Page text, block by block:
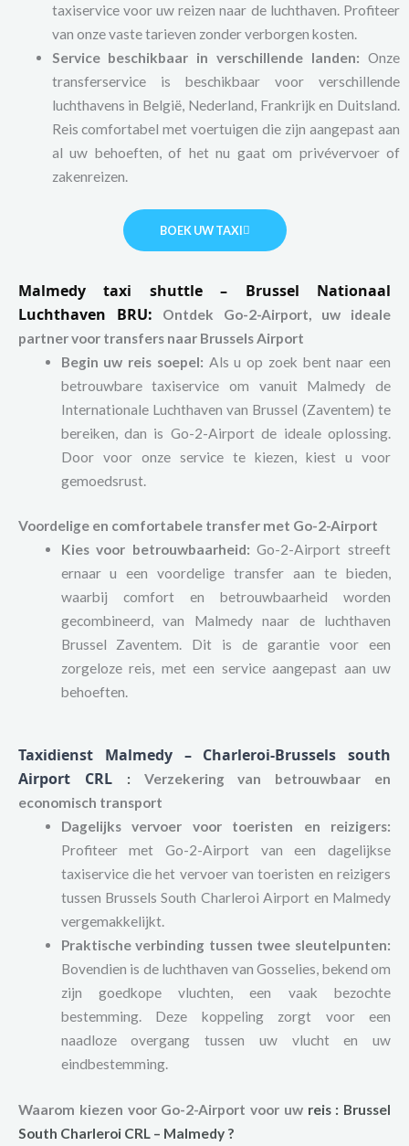
taxiservice voor uw reizen naar de luchthaven. Profiteer
van onze vaste tarieven zonder verborgen kosten.
Service beschikbaar in verschillende landen: Onze
transferservice is beschikbaar voor verschillende
luchthavens in België, Nederland, Frankrijk en Duitsland.
Reis comfortabel met voertuigen die zijn aangepast aan
al uw behoeften, of het nu gaat om privévervoer of
zakenreizen.
BOEK UW TAXI
Malmedy taxi shuttle – Brussel Nationaal
Luchthaven BRU:
Ontdek Go-2-Airport, uw ideale
partner voor transfers naar Brussels Airport
Begin uw reis soepel: Als u op zoek bent naar een
betrouwbare taxiservice om vanuit Malmedy de
Internationale Luchthaven van Brussel (Zaventem) te
bereiken, dan is Go-2-Airport de ideale oplossing.
Door voor onze service te kiezen, kiest u voor
gemoedsrust.
Voordelige en comfortabele transfer met Go-2-Airport
Kies voor betrouwbaarheid: Go-2-Airport streeft
ernaar u een voordelige transfer aan te bieden,
waarbij comfort en betrouwbaarheid worden
gecombineerd, van Malmedy naar de luchthaven
Brussel Zaventem. Dit is de garantie voor een
zorgeloze reis, met een service aangepast aan uw
behoeften.
Taxidienst Malmedy – Charleroi-Brussels south
Airport CRL
:
Verzekering van betrouwbaar en
economisch transport
Dagelijks vervoer voor toeristen en reizigers:
Profiteer met Go-2-Airport van een dagelijkse
taxiservice die het vervoer van toeristen en reizigers
tussen Brussels South Charleroi Airport en Malmedy
vergemakkelijkt.
Praktische verbinding tussen twee sleutelpunten:
Bovendien is de luchthaven van Gosselies, bekend om
zijn goedkope vluchten, een vaak bezochte
bestemming. Deze koppeling zorgt voor een
naadloze overgang tussen uw vlucht en uw
eindbestemming.
Waarom kiezen voor Go-2-Airport voor uw reis: Brussel
South Charleroi CRL – Malmedy ?